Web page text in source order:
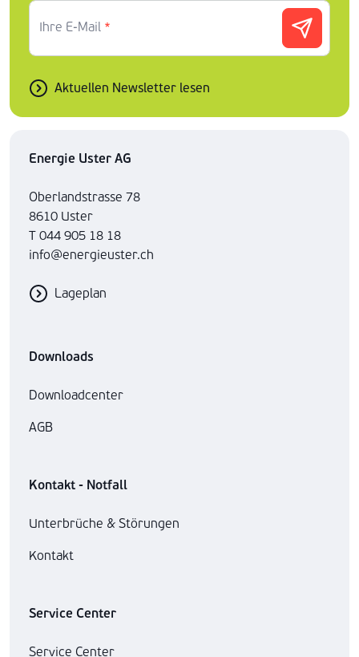
Ihre E-Mail *
Aktuellen Newsletter lesen
Energie Uster AG
Oberlandstrasse 78
8610 Uster
T 044 905 18 18
info@energieuster.ch
Lageplan
Downloads
Downloadcenter
AGB
Kontakt - Notfall
Unterbrüche & Störungen
Kontakt
Service Center
Service Center